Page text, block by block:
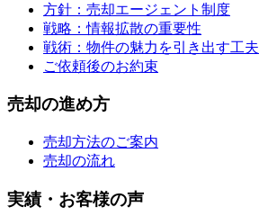
方針：売却エージェント制度
戦略：情報拡散の重要性
戦術：物件の魅力を引き出す工夫
ご依頼後のお約束
売却の進め方
売却方法のご案内
売却の流れ
実績・お客様の声